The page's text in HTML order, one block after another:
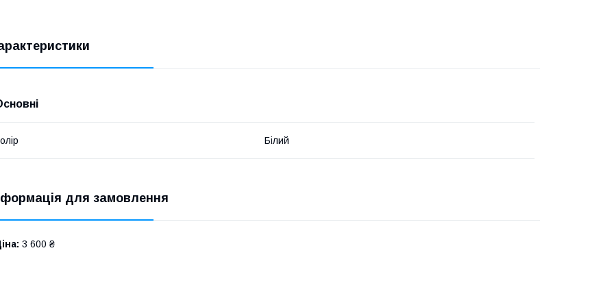
Білий
для замовлення
3 600 ₴